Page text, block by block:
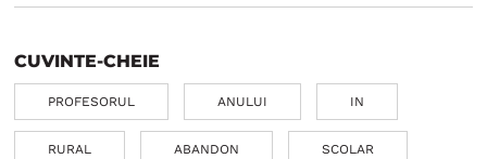
CUVINTE-CHEIE
PROFESORUL ANULUI IN
RURAL ABANDON SCOLAR